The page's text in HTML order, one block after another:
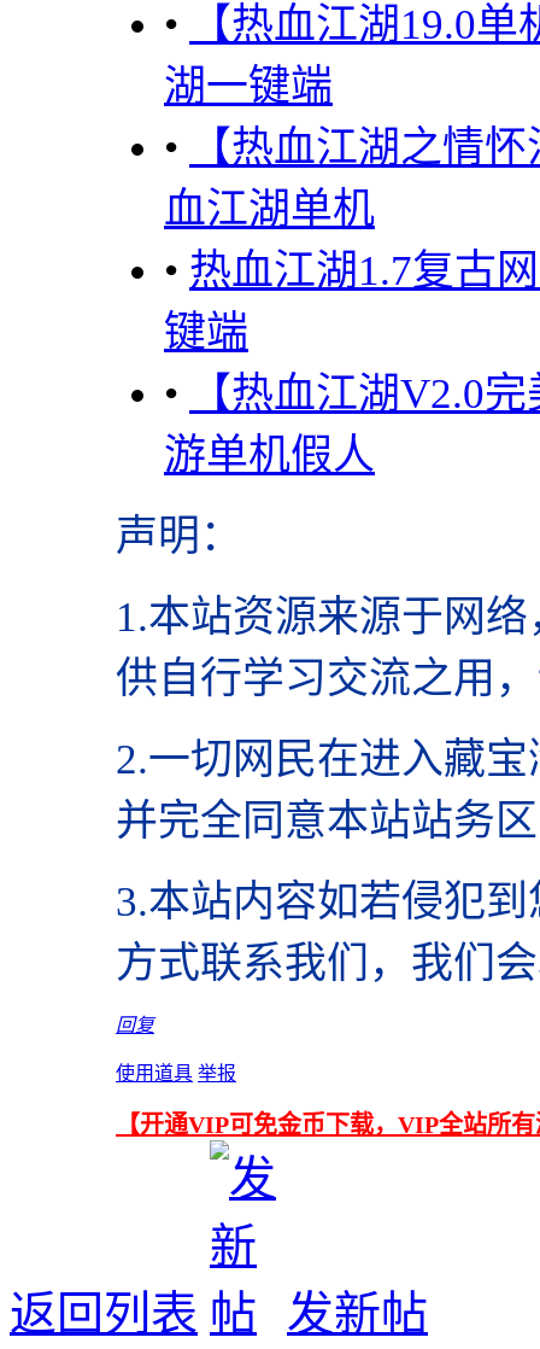
•
【热血江湖19.0
湖一键端
•
【热血江湖之情
血江湖单机
• 热血江湖1.7复古
键端
•
【热血江湖V2.0
游单机假人
声明 ：
1.本站资源来源于网络
供自行学习交流之用
2.一切网民在进入藏
并完全同意本站站务
3.本站内容如若侵犯
方式联系我们，我们
回复
使用道具 举报
【开通VIP可免金币下载，VIP全站所
返回列表 发新帖